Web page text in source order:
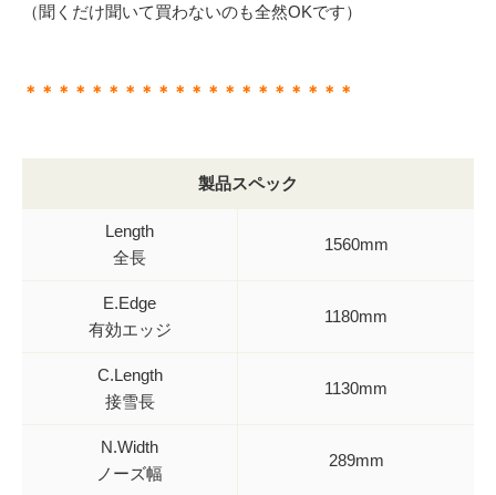
（聞くだけ聞いて買わないのも全然OKです）
＊＊＊＊＊＊＊＊＊＊＊＊＊＊＊＊＊＊＊＊
製品スペック
Length
全長
1560mm
E.Edge
有効エッジ
1180mm
C.Length
接雪長
1130mm
N.Width
ノーズ幅
289mm